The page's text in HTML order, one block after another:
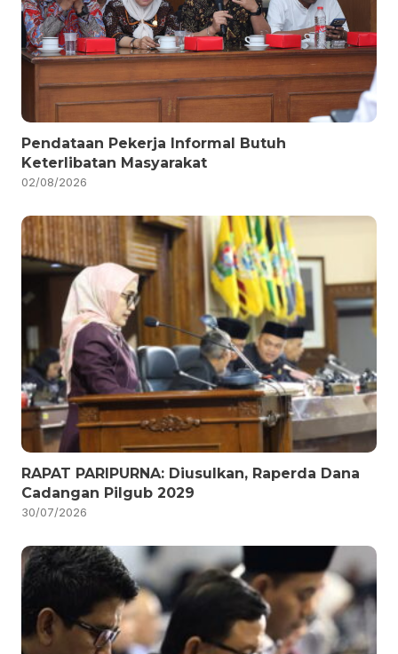
Pendataan Pekerja Informal Butuh
Keterlibatan Masyarakat
02/08/2026
RAPAT PARIPURNA: Diusulkan, Raperda Dana
Cadangan Pilgub 2029
30/07/2026